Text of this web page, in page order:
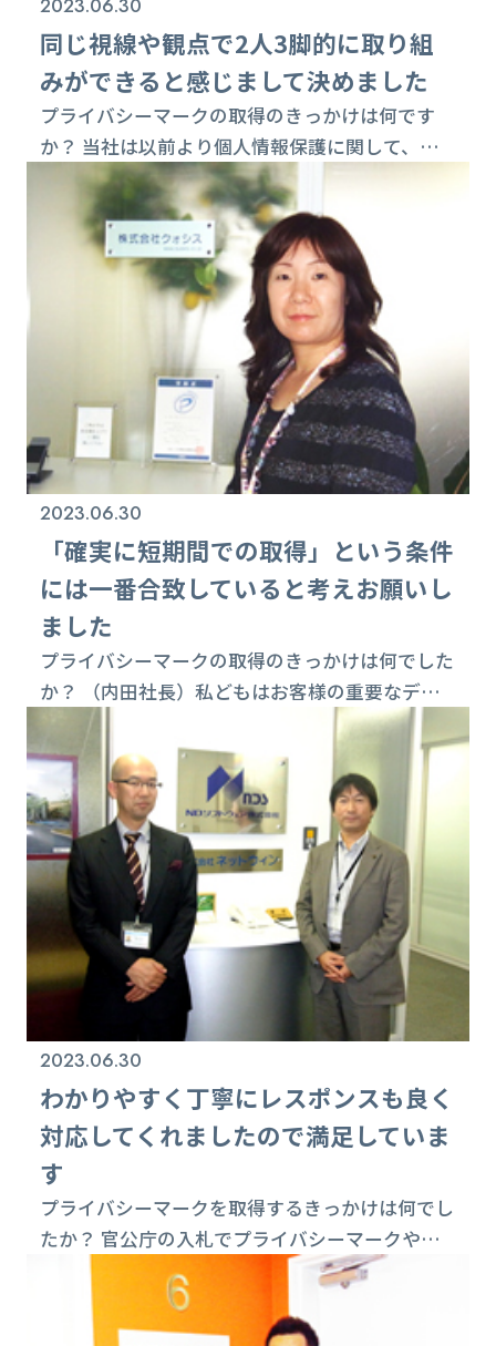
同じ視線や観点で2人3脚的に取り組
みができると感じまして決めました
プライバシーマークの取得のきっかけは何です
か？ 当社は以前より個人情報保護に関して、お
客様での常駐業務が多いので、セキュリティ教育
は月１回の全員ミーティングで、しっかりと実施
していました。しかし、対外的にも何かしらの外
部からの認定の必要性があると判断し、当初は費
用が安い「JAPHICマーク」も検討しましたが認
知度を考えて「プライバシーマーク」の取得に昨
年踏み切りました。私は学生時代に法律を勉強し
2023.06.30
「確実に短期間での取得」という条件
には一番合致していると考えお願いし
ました
プライバシーマークの取得のきっかけは何でした
か？ （内田社長）私どもはお客様の重要なデー
タを取り扱っています。情報の保護は勿論です
が、今後のビジネス拡大を図るために、会社とし
ては更なるお客様からの信頼感、安心感を持って
いただけるような体制が必要だと考えました。そ
こで外部の審査機関により客観的に個人情報保護
体制が証明できる「プライバシーマーク」取得プ
ロジェクトを立ち上げました。 コンサルティン
グ会社...
2023.06.30
わかりやすく丁寧にレスポンスも良く
対応してくれましたので満足していま
す
プライバシーマークを取得するきっかけは何でし
たか？ 官公庁の入札でプライバシーマークや
ISO27001の取得が条件に上げられてきていま
す。親会社のＮＤソフトウェアはISO27001を取
得しています。当社も入札に対応 出来る事は勿論